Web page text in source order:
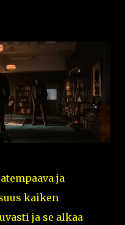
ja
kaiken
ja se alkaa